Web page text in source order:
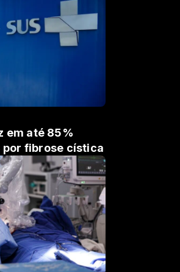
em até 85%
por fibrose cística